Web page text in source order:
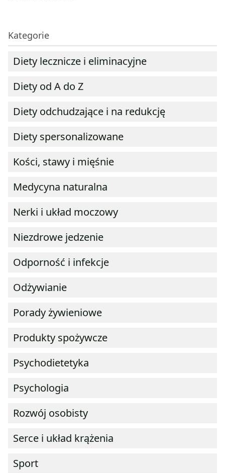
Kategorie
Diety lecznicze i eliminacyjne
Diety od A do Z
Diety odchudzające i na redukcję
Diety spersonalizowane
Kości, stawy i mięśnie
Medycyna naturalna
Nerki i układ moczowy
Niezdrowe jedzenie
Odporność i infekcje
Odżywianie
Porady żywieniowe
Produkty spożywcze
Psychodietetyka
Psychologia
Rozwój osobisty
Serce i układ krążenia
Sport